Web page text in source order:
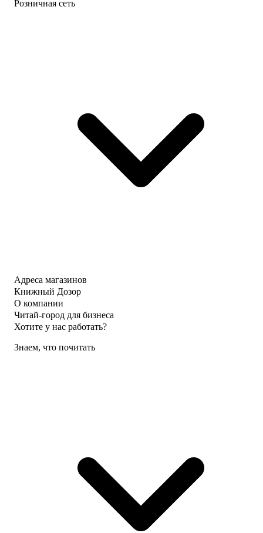
Розничная сеть
Адреса магазинов
Книжный Дозор
О компании
Читай-город для бизнеса
Хотите у нас работать?
Знаем, что почитать